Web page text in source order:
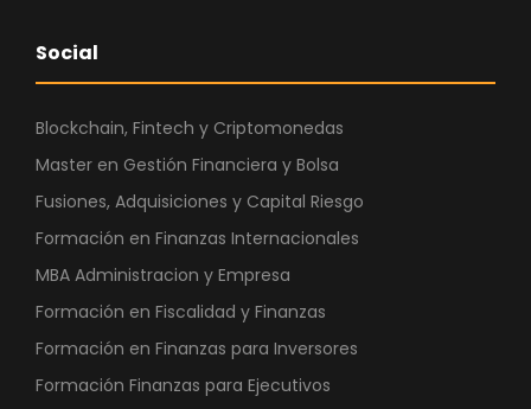
Social
Blockchain, Fintech y Criptomonedas
Master en Gestión Financiera y Bolsa
Fusiones, Adquisiciones y Capital Riesgo
Formación en Finanzas Internacionales
MBA Administracion y Empresa
Formación en Fiscalidad y Finanzas
Formación en Finanzas para Inversores
Formación Finanzas para Ejecutivos